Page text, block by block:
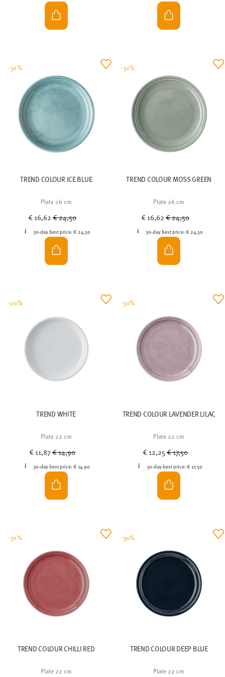
TREND COLOUR ICE BLUE
Plate 26 cm
€ 16,62Price reduced from
€ 24,50
30-day best price: € 24,50
-32%
TREND COLOUR MOSS GREEN
Plate 26 cm
€ 16,62Price reduced from
€ 24,50
30-day best price:€ 24,50
-32%
TREND WHITE
Plate 22 cm
€ 11,87Price reduced from
€ 14,90
30-day best price:€ 14,90
-20%
TREND COLOUR LAVENDER LILAC
Plate 22 cm
€ 12,25Price reduced from
€ 17,50
30-day best price: € 17,50
-30%
TREND COLOUR CHILLI RED
Plate 22 cm
-30%
TREND COLOUR DEEP BLUE
Plate 22 cm
-30%